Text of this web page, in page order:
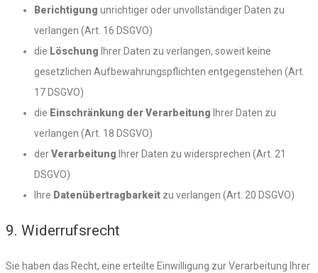
Berichtigung unrichtiger oder unvollständiger Daten zu
verlangen (Art. 16 DSGVO)
die Löschung Ihrer Daten zu verlangen, soweit keine
gesetzlichen Aufbewahrungspflichten entgegenstehen (Art.
17 DSGVO)
die Einschränkung der Verarbeitung Ihrer Daten zu
verlangen (Art. 18 DSGVO)
derVerarbeitung Ihrer Daten zu widersprechen (Art. 21
DSGVO)
Ihre Datenübertragbarkeit zu verlangen (Art. 20 DSGVO)
9. Widerrufsrecht
Sie haben das Recht, eine erteilte Einwilligung zur Verarbeitung Ihrer